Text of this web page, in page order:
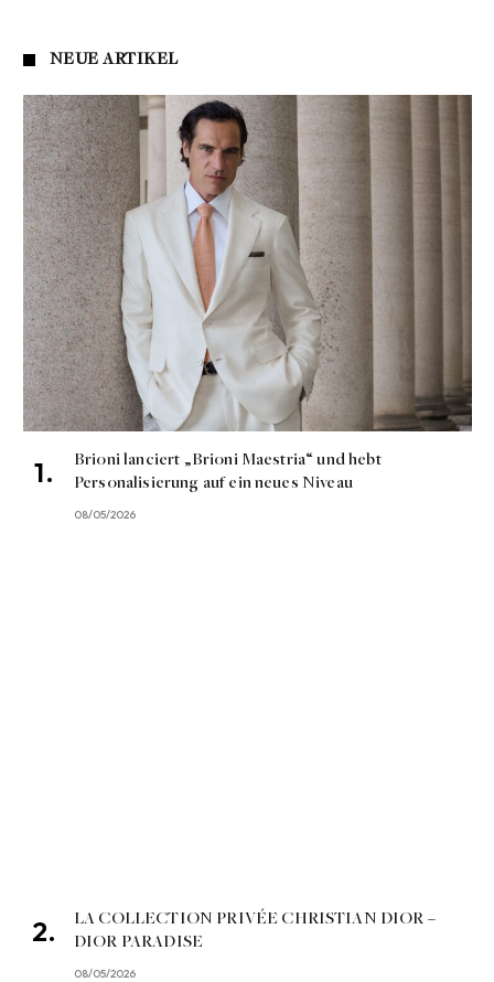
NEUE ARTIKEL
Brioni lanciert „Brioni Maestria“ und hebt
Personalisierung auf ein neues Niveau
08/05/2026
LA COLLECTION PRIVÉE CHRISTIAN DIOR –
DIOR PARADISE
08/05/2026